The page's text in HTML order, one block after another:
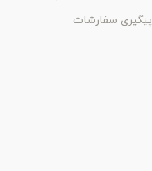
پیگیری سفارشات